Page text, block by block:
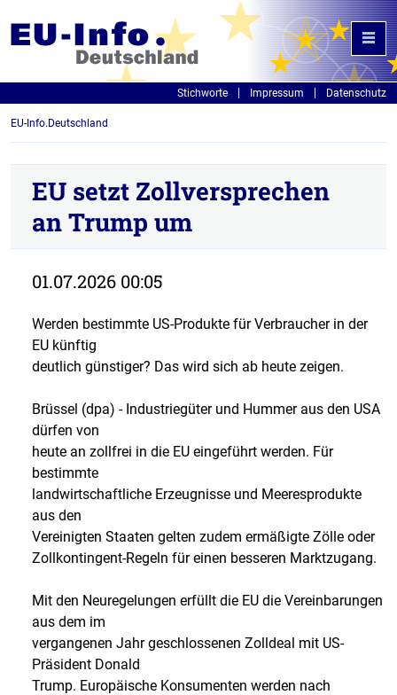
Stichworte Impressum Datenschutz
EU-Info.Deutschland
EU setzt Zollversprechen
an Trump um
01.07.2026 00:05
Werden bestimmte US-Produkte für Verbraucher in der
EU künftig
deutlich günstiger? Das wird sich ab heute zeigen.
Brüssel (dpa) - Industriegüter und Hummer aus den USA
dürfen von
heute an zollfrei in die EU eingeführt werden. Für
bestimmte
landwirtschaftliche Erzeugnisse und Meeresprodukte
aus den
Vereinigten Staaten gelten zudem ermäßigte Zölle oder
Zollkontingent-Regeln für einen besseren Marktzugang.
Mit den Neuregelungen erfüllt die EU die Vereinbarungen
aus dem im
vergangenen Jahr geschlossenen Zolldeal mit US-
Präsident Donald
Trump. Europäische Konsumenten werden nach